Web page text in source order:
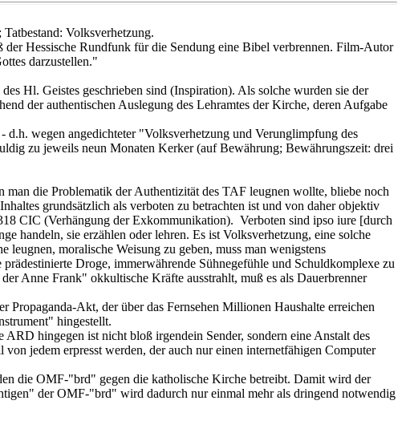
Volksverhetzung.
Hessische Rundfunk für die Sendung eine Bibel verbrennen. Film-Autor
darzustellen."
Hl. Geistes geschrieben sind (Inspiration). Als solche wurden sie der
der authentischen Auslegung des Lehramtes der Kirche, deren Aufgabe
wegen angedichteter "Volksverhetzung und Verunglimpfung des
zu jeweils neun Monaten Kerker (auf Bewährung; Bewährungszeit: drei
die Problematik der Authentizität des TAF leugnen wollte, bliebe noch
grundsätzlich als verboten zu betrachten ist und von daher objektiv
CIC (Verhängung der Exkommunikation). Verboten sind ipso iure [durch
handeln, sie erzählen oder lehren. Es ist Volksverhetzung, eine solche
moralische Weisung zu geben, muss man wenigstens
Droge, immerwährende Sühnegefühle und Schuldkomplexe zu
Anne Frank" okkultische Kräfte ausstrahlt, muß es als Dauerbrenner
Akt, der über das Fernsehen Millionen Haushalte erreichen
hingestellt.
hingegen ist nicht bloß irgendein Sender, sondern eine Anstalt des
jedem erpresst werden, der auch nur einen internetfähigen Computer
die OMF-"brd" gegen die katholische Kirche betreibt. Damit wird der
der OMF-"brd" wird dadurch nur einmal mehr als dringend notwendig